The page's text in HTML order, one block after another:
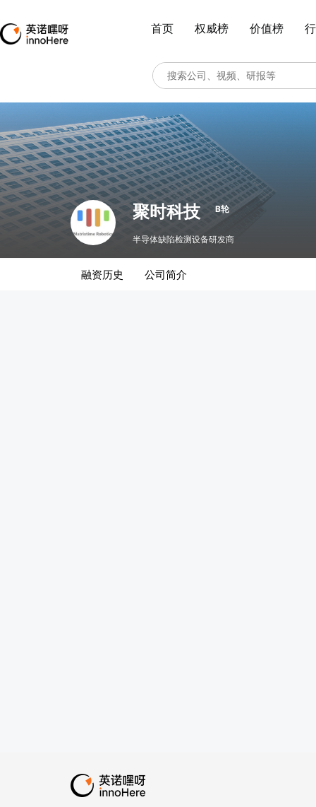
首页 权威榜 价值榜
聚时科技 B轮
半导体缺陷检测设备研发商
融资历史 公司简介